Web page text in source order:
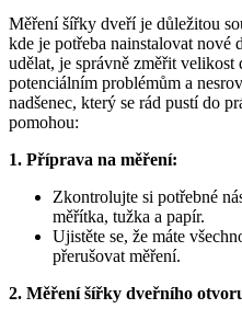
Měření šířky dveří je důležitou
kde je potřeba nainstalovat nové
udělat, je správně změřit
potenciálním problémům a
nadšenec, který se rád pustí do
pomohou:
1. Příprava na měření:
Zkontrolujte si potřebné
měřítka, tužka a papír.
Ujistěte se, že máte
přerušovat měření.
2. Měření šířky dveřního